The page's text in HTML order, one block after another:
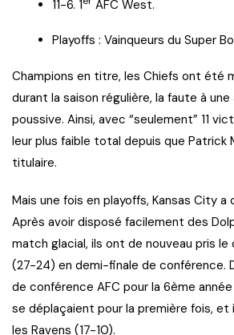
11-6. 1 AFC West.
Playoffs : Vainqueurs du Super
Champions en titre, les Chiefs ont été
durant la saison régulière, la faute à
poussive. Ainsi, avec “seulement” 11
leur plus faible total depuis que Patrick
titulaire.
Mais une fois en playoffs, Kansas City
Après avoir disposé facilement des
match glacial, ils ont de nouveau pris le
(27-24) en demi-finale de conférence.
de conférence AFC pour la 6ème
se déplaçaient pour la première fois,
les Ravens (17-10).